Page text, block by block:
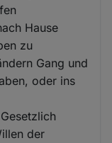
Hause
zu
Gang und
oder ins
der